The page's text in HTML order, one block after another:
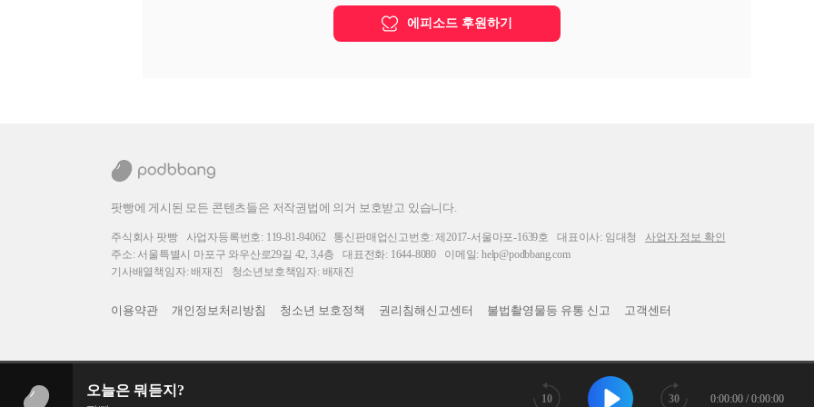
에피소드 후원하기
팟빵에 게시된 모든 콘텐츠들은 저작권법에 의거 보호받고 있습니다.
주식회사 팟빵 사업자등록번호: 119-81-94062 통신판매업신고번호: 제2017-서울마포-1639호 대표이사: 임대청
사업자 정보 확인
주소: 서울특별시 마포구 와우산로29길 42, 3,4층
대표전화: 1644-8080
이메일: help@podbbang.com
기사배열책임자: 배재진
청소년보호책임자: 배재진
이용약관 개인정보처리방침 청소년 보호정책 권리침해신고센터 불법촬영물등 유통 신고 고객센터
오늘은 뭐듣지?
10 30 0:00:00 / 0:00:00